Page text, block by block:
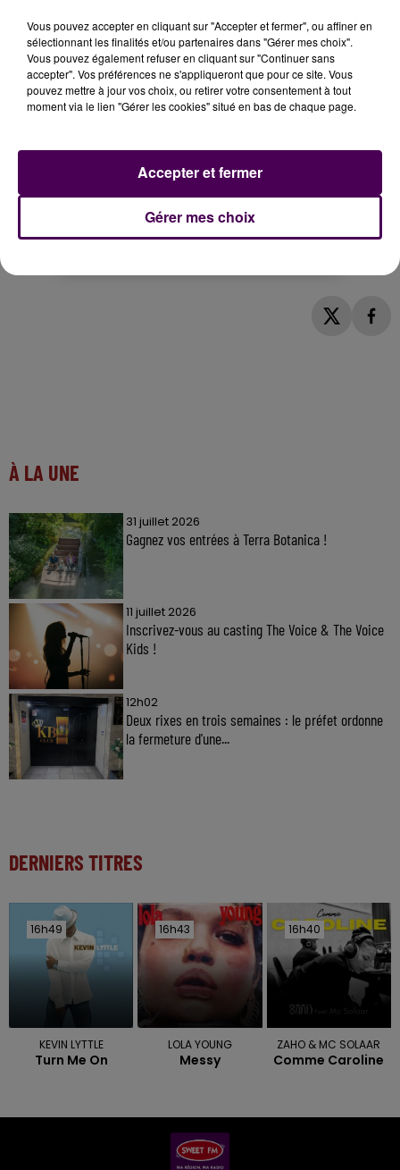
À LA UNE
31 juillet 2026
Gagnez vos entrées à Terra Botanica !
11 juillet 2026
Inscrivez-vous au casting The Voice & The Voice
Kids !
12h02
Deux rixes en trois semaines : le préfet ordonne
la fermeture d'une...
DERNIERS TITRES
16h49
16h49
KEVIN LYTTLE
Turn Me On
16h43
16h43
LOLA YOUNG
Messy
16h40
16h40
ZAHO & MC SOLAAR
Comme Caroline
Vous pouvez accepter en cliquant sur "Accepter et fermer", ou affiner en
sélectionnant les finalités et/ou partenaires dans "Gérer mes choix".
Vous pouvez également refuser en cliquant sur "Continuer sans
accepter". Vos préférences ne s'appliqueront que pour ce site. Vous
pouvez mettre à jour vos choix, ou retirer votre consentement à tout
moment via le lien "Gérer les cookies" situé en bas de chaque page.
Gérer mes choix
Accepter et fermer